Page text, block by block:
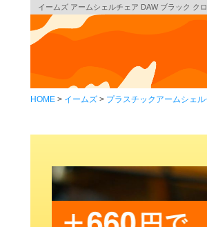
イームズ アームシェルチェア DAW ブラック ク
HOME イームズ プラスチックアームシェ